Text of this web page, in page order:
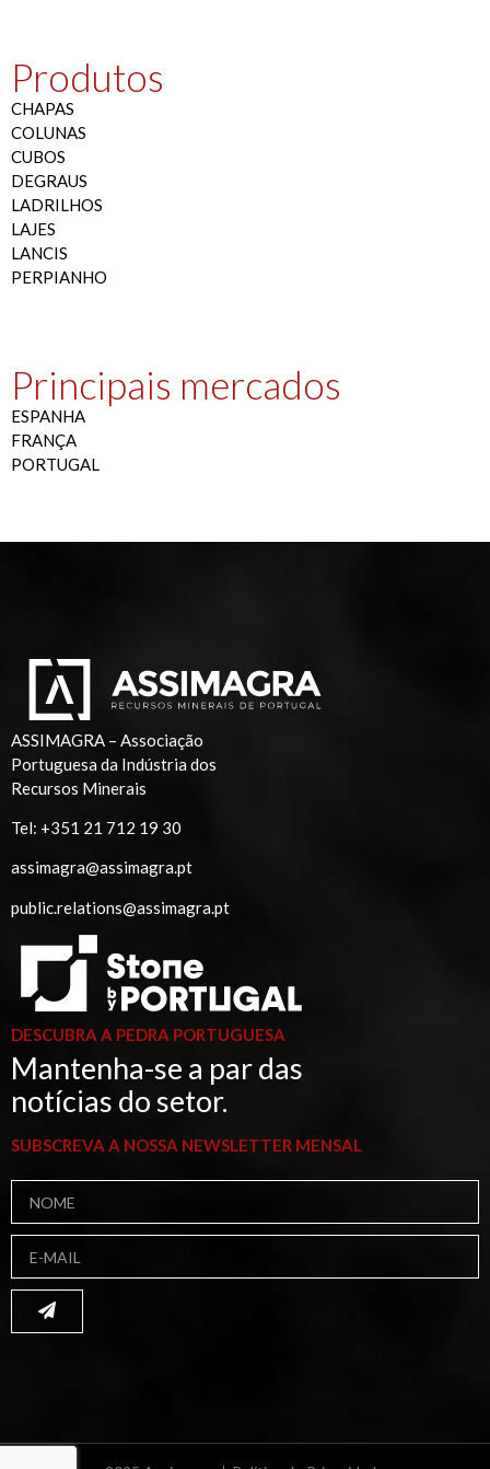
Produtos
CHAPAS
COLUNAS
CUBOS
DEGRAUS
LADRILHOS
LAJES
LANCIS
PERPIANHO
Principais mercados
ESPANHA
FRANÇA
PORTUGAL
ASSIMAGRA – Associação
Portuguesa da Indústria dos
Recursos Minerais
Tel: +351 21 712 19 30
assimagra@assimagra.pt
public.relations@assimagra.pt
DESCUBRA A PEDRA PORTUGUESA
Mantenha-se a par das
notícias do setor.
SUBSCREVA A NOSSA NEWSLETTER MENSAL